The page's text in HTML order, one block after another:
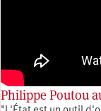
Philippe Poutou